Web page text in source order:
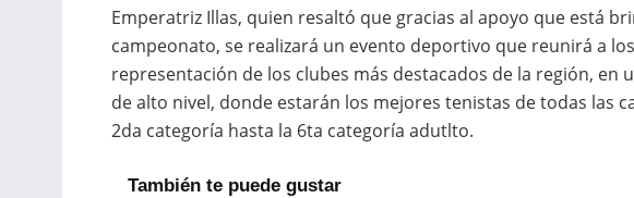
Emperatriz Illas, quien resaltó que gracias al apoyo que está
campeonato, se realizará un evento deportivo que reunirá a
representación de los clubes más destacados de la región, en
de alto nivel, donde estarán los mejores tenistas de todas las
2da categoría hasta la 6ta categoría adutlto.
También te puede gustar